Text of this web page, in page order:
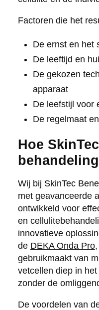
Factoren die het
De ernst en het
De leeftijd en
De gekozen
apparaat
De leefstijl voor
De regelmaat
Hoe
Wij bij SkinTec
met geavanceerde
ontwikkeld voor
en
innovatieve
de DEKA Onda Pro,
gebruikmaakt van
vetcellen diep in
zonder de
De voordelen van